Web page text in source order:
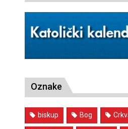
Oznake
biskup Bog